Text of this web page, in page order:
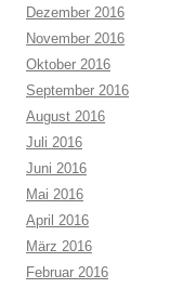
Dezember 2016
November 2016
Oktober 2016
September 2016
August 2016
Juli 2016
Juni 2016
Mai 2016
April 2016
März 2016
Februar 2016